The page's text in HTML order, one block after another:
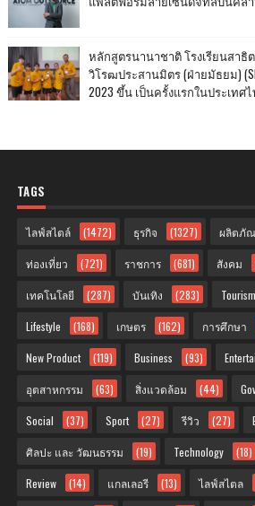
หลักสูตรนานาชาติ โรงเรียนสา
วิโรฒประสานมิตร (ฝ่ายมัธยม)
2023 ขึ้น เป็นครั้งแรกในประเทศ
TAGS
ไลฟ์สไตล์ (1472) ธุรกิจ (1327) ผลิตภั
ท่องเที่ยว (721) ราชการ (681) สังคม
เทคโนโลยี (287) บันเทิง (283) Tourism
Lifestyle (168) เกษตร (162) การศึกษา
New Product (119) Business (93)
อุตสาหกรรม (63) สิ่งแวดล้อม (44)
Social (37) Sport (27) รีวิว (27)
ศิลปะ และ วัฒนธรรม (19) Technology (18)
Review (14) แกลเลอรี (13) ไลฟ์สไตล